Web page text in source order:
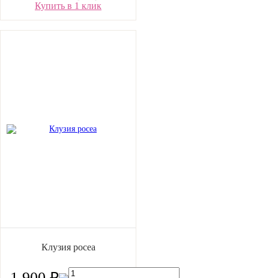
Купить в 1 клик
Клузия росеа